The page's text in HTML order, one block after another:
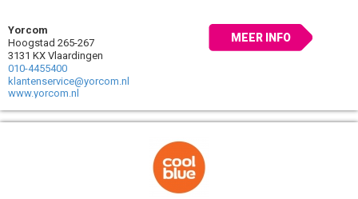
Yorcom
Hoogstad 265-267
3131 KX Vlaardingen
010-4455400
klantenservice@yorcom.nl
www.yorcom.nl
MEER INFO